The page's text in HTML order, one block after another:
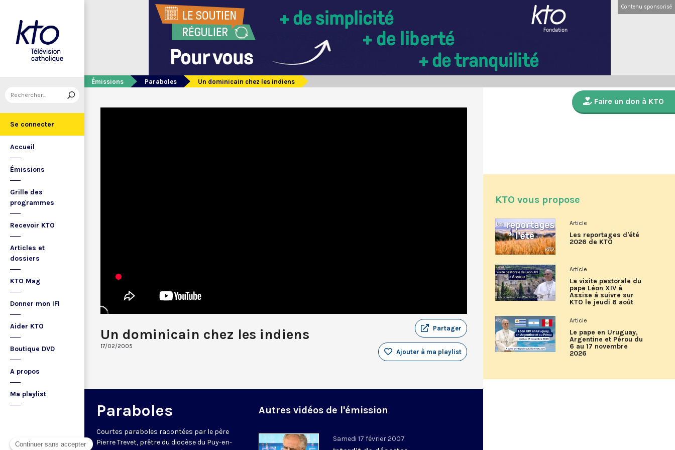
Se connecter
Accueil
Émissions
Grille des
programmes
Recevoir KTO
Articles et
dossiers
KTO Mag
Donner mon IFI
Aider KTO
Boutique DVD
A propos
Ma playlist
Contenu sponsorisé
Émissions Paraboles Un dominicain chez les indiens
Un dominicain chez les indiens
17/02/2005
Partager
Ajouter à ma playlist
Paraboles
Courtes paraboles racontées par le père
Pierre Trevet, prêtre du diocèse du Puy-en-
Autres vidéos de l'émission
Samedi 17 février 2007
Faire un don à KTO
KTO vous propose
Article
Les reportages d'été
2026 de KTO
Article
La visite pastorale du
pape Léon XIV à
Assise à suivre sur
KTO le jeudi 6 août
Article
Le pape en Uruguay,
Argentine et Pérou du
6 au 17 novembre
2026